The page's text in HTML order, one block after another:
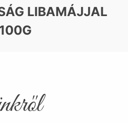
LIBAMÁJJAL
100G